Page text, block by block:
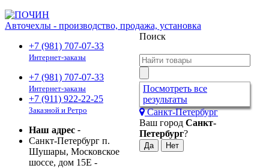
Авточехлы - производство, продажа, установка
+7 (981) 707-07-33
Интернет-заказы
+7 (981) 707-07-33
Интернет-заказы
+7 (911) 922-22-25
Заказной и Ретро
Наш адрес -
Санкт-Петербург п.
Шушары, Московское
шоссе, дом 15Е -
Поиск
Посмотреть все
результаты
Санкт-Петербург
Ваш город Санкт-
Петербург?